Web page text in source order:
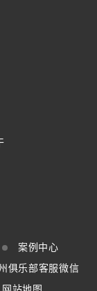
案例中心
俱乐部客服微信